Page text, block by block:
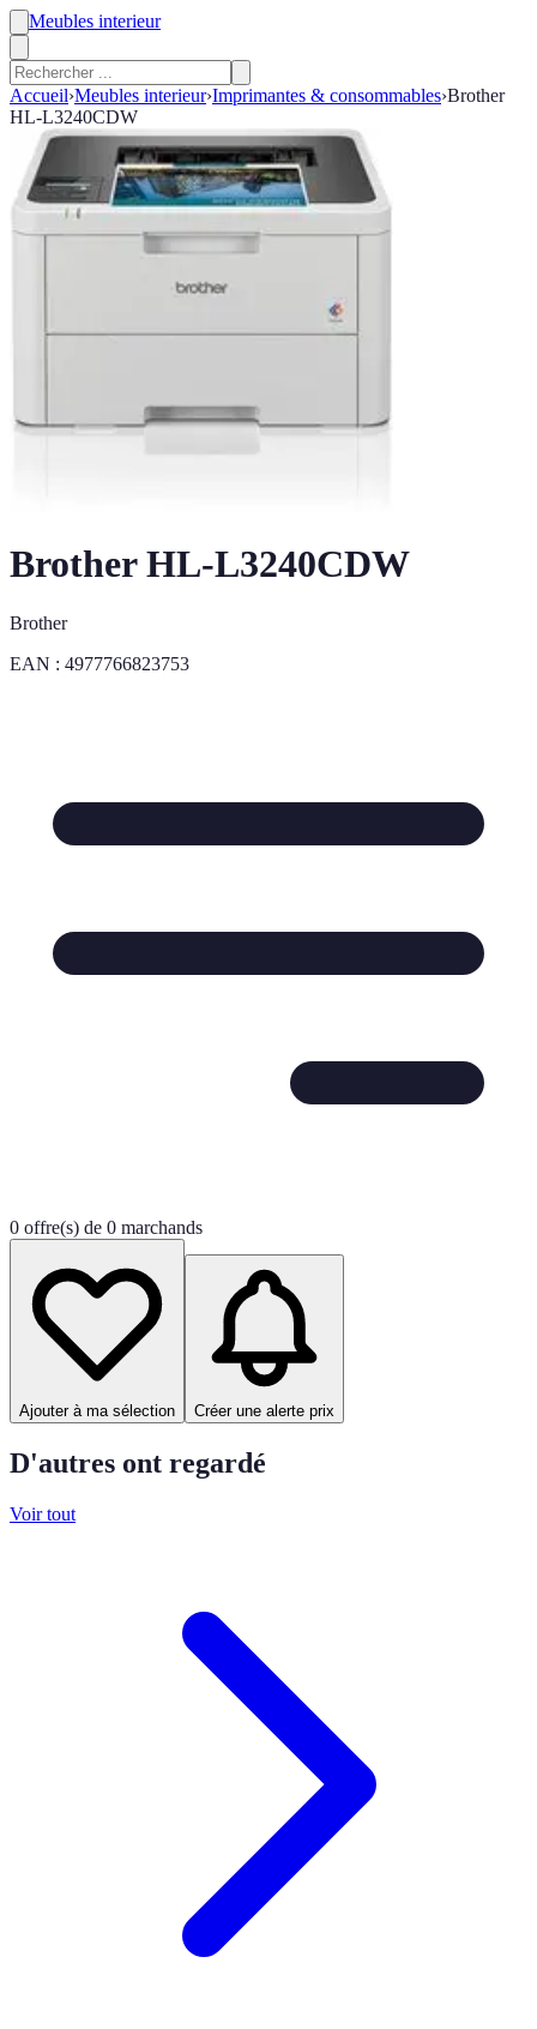
Meubles interieur
Accueil›Meubles interieur›Imprimantes & consommables›Brother
HL-L3240CDW
Brother HL-L3240CDW
Brother
EAN : 4977766823753
0 offre(s) de 0 marchands
Ajouter à ma sélection Créer une alerte prix
D'autres ont regardé
Voir tout